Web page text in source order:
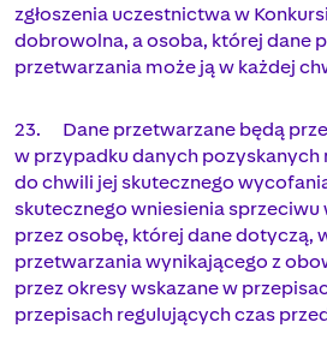
zgłoszenia uczestnictwa w
dobrowolna, a osoba, której dane
przetwarzania może ją w każdej
23. Dane przetwarzane będą
w przypadku danych
do chwili jej skutecznego
skutecznego wniesienia
przez osobę, której dane dotyczą,
przetwarzania wynikającego z
przez okresy wskazane w
przepisach regulujących czas